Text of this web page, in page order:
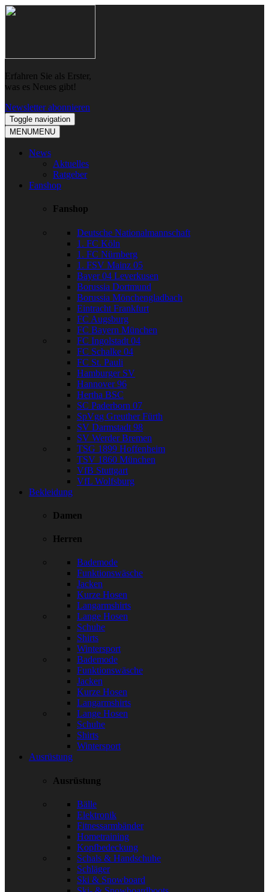
Skip
Skip
Erfahren Sie als Erster,
was es Neues gibt!
Newsletter abonnieren
Toggle navigation
MENUMENU
News
Aktuelles
Ratgeber
Fanshop
Fanshop
Deutsche Nationalmannschaft
1. FC Köln
1. FC Nürnberg
1. FSV Mainz 05
Bayer 04 Leverkusen
Borussia Dortmund
Borussia Mönchengladbach
Eintracht Frankfurt
FC Augsburg
FC Bayern München
FC Ingolstadt 04
FC Schalke 04
FC St. Pauli
Hamburger SV
Hannover 96
Hertha BSC
SC Paderborn 07
SpVgg Greuther Fürth
SV Darmstadt 98
SV Werder Bremen
TSG 1899 Hoffenheim
TSV 1860 München
VfB Stuttgart
VfL Wolfsburg
Bekleidung
Damen
Herren
Bademode
Funktionswäsche
Jacken
Kurze Hosen
Langarmshirts
Lange Hosen
Schuhe
Shirts
Wintersport
Bademode
Funktionswäsche
Jacken
Kurze Hosen
Langarmshirts
Lange Hosen
Schuhe
Shirts
Wintersport
Ausrüstung
Ausrüstung
Bälle
Elektronik
Fitnessarmbänder
Hometraining
Kopfbedeckung
Schals & Handschuhe
Schläger
Ski & Snowboard